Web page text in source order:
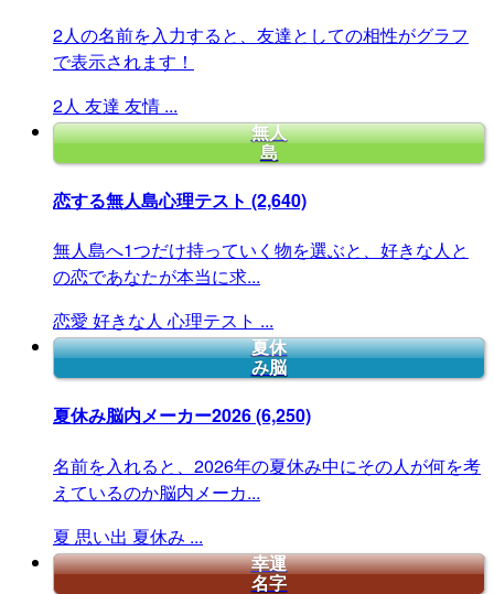
2人の名前を入力すると、友達としての相性がグラフ
で表示されます！
2人 友達 友情 ...
無人
島
恋する無人島心理テスト (2,640)
無人島へ1つだけ持っていく物を選ぶと、好きな人と
の恋であなたが本当に求...
恋愛 好きな人 心理テスト ...
夏休
み脳
夏休み脳内メーカー2026(6,250)
名前を入れると、2026年の夏休み中にその人が何を考
えているのか脳内メーカ...
夏 思い出 夏休み ...
幸運
名字